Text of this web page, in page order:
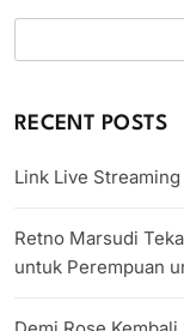
RECENT POSTS
Link Live
Retno Marsudi
untuk Perempuan